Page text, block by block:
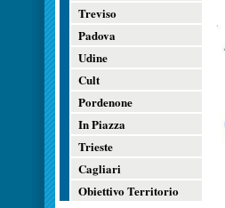
Treviso
Padova
Udine
Cult
Pordenone
In Piazza
Trieste
Cagliari
Obiettivo Territorio